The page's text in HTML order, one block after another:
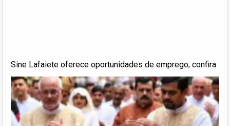
Sine Lafaiete oferece oportunidades de emprego; confira